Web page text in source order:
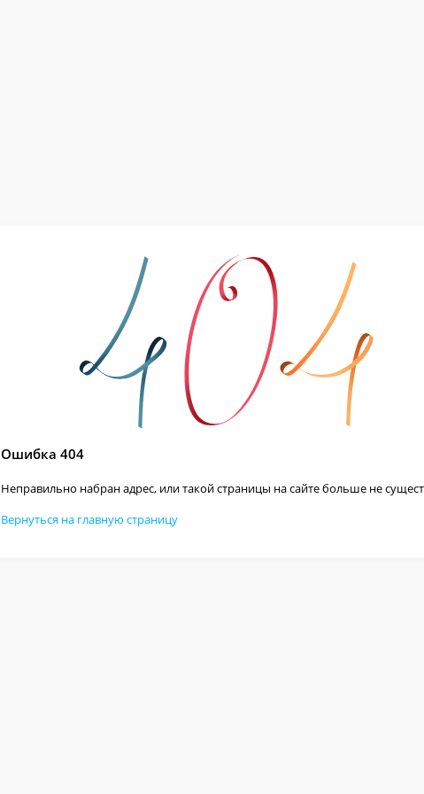
Ошибка 404
Неправильно набран адрес, или такой страницы на сайте больше не
Вернуться на главную страницу